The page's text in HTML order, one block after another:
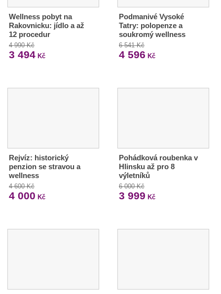
Wellness pobyt na
Rakovnicku: jídlo a až
12 procedur
4 990 Kč
3 494 Kč
Podmanivé Vysoké
Tatry: polopenze a
soukromý wellness
6 541 Kč
4 596 Kč
Rejvíz: historický
penzion se stravou a
wellness
4 600 Kč
4 000 Kč
Pohádková roubenka v
Hlinsku až pro 8
výletníků
6 000 Kč
3 999 Kč